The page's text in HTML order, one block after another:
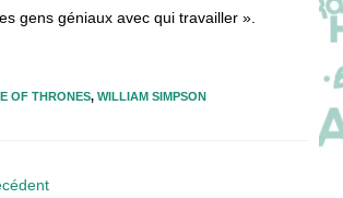
gens géniaux avec qui travailler ».
OF THRONES, WILLIAM SIMPSON